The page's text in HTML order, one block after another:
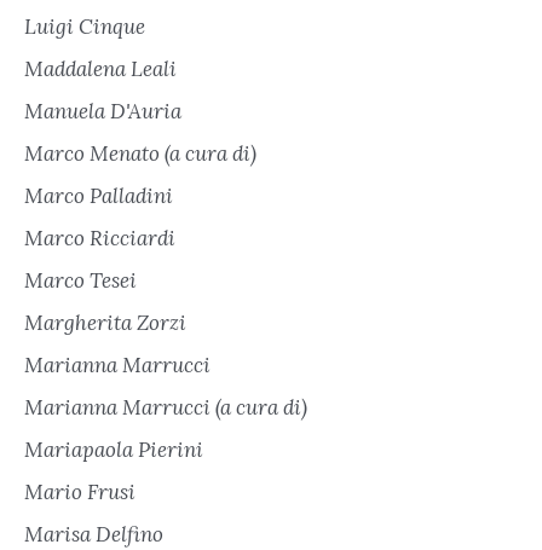
Luigi Cinque
Maddalena Leali
Manuela D'Auria
Marco Menato (a cura di)
Marco Palladini
Marco Ricciardi
Marco Tesei
Margherita Zorzi
Marianna Marrucci
Marianna Marrucci (a cura di)
Mariapaola Pierini
Mario Frusi
Marisa Delfino